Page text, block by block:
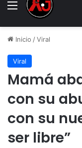
Menu
Inicio /Viral
Viral
Mamá
con su
con su
ser libre”